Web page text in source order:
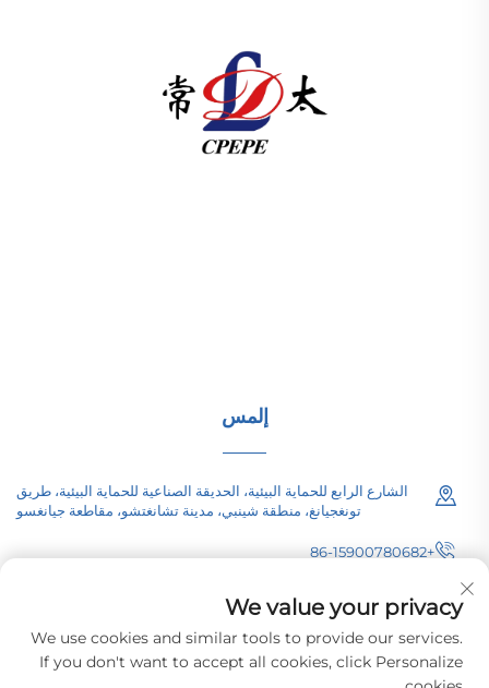
إلمس
الشارع الرابع للحماية البيئية، الحديقة الصناعية للحماية البيئية، طريق
تونغجيانغ، منطقة شينبي، مدينة تشانغتشو، مقاطعة جيانغسو
+86-15900780682
[email protected]
We value your privacy
We use cookies and similar tools to provide our services.
If you don't want to accept all cookies, click Personalize